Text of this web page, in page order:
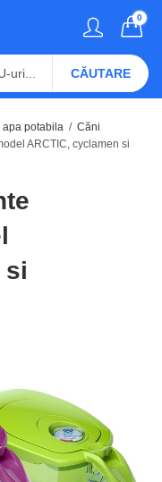
0
CĂUTARE
apa potabila
Căni
ARCTIC, cyclamen si
si